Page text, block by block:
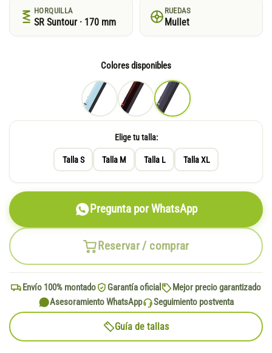
HORQUILLA
SR Suntour · 170 mm
RUEDAS
Mullet
Colores disponibles
Elige tu talla:
Talla S Talla M Talla L Talla XL
Reservar / comprar
Pregunta por WhatsApp
Envío 100% montado Garantía oficial
Mejor precio garantizado
Asesoramiento WhatsApp
Seguimiento postventa
Guía de tallas